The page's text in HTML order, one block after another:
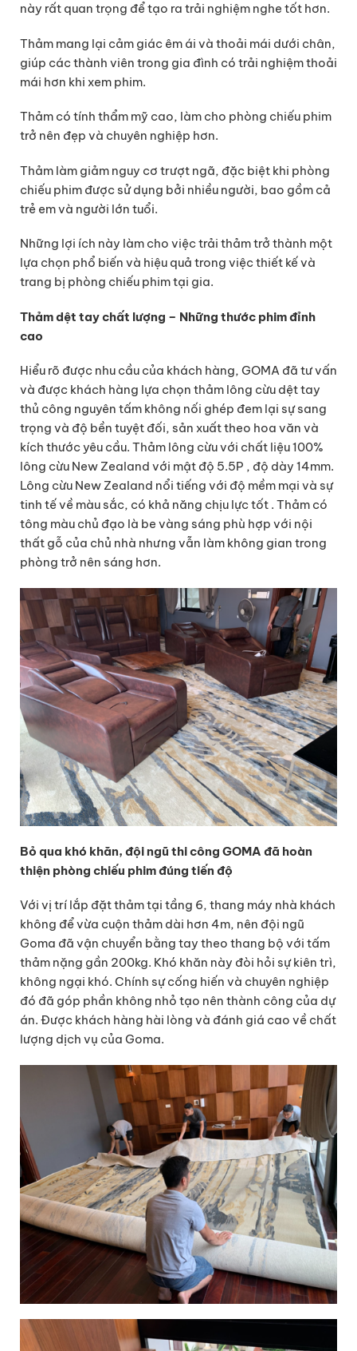
này rất quan trọng để tạo ra trải nghiệm nghe tốt hơn.
Thảm mang lại cảm giác êm ái và thoải mái dưới chân,
giúp các thành viên trong gia đình có trải nghiệm thoải
mái hơn khi xem phim.
Thảm có tính thẩm mỹ cao, làm cho phòng chiếu phim
trở nên đẹp và chuyên nghiệp hơn.
Thảm làm giảm nguy cơ trượt ngã, đặc biệt khi phòng
chiếu phim được sử dụng bởi nhiều người, bao gồm cả
trẻ em và người lớn tuổi.
Những lợi ích này làm cho việc trải thảm trở thành một
lựa chọn phổ biến và hiệu quả trong việc thiết kế và
trang bị phòng chiếu phim tại gia.
Thảm dệt tay chất lượng – Những thước phim đỉnh
cao
Hiểu rõ được nhu cầu của khách hàng, GOMA đã tư vấn
và được khách hàng lựa chọn thảm lông cừu dệt tay
thủ công nguyên tấm không nối ghép đem lại sự sang
trọng và độ bền tuyệt đối, sản xuất theo hoa văn và
kích thước yêu cầu. Thảm lông cừu với chất liệu 100%
lông cừu New Zealand với mật độ 5.5P , độ dày 14mm.
Lông cừu New Zealand nổi tiếng với độ mềm mại và sự
tinh tế về màu sắc, có khả năng chịu lực tốt . Thảm có
tông màu chủ đạo là be vàng sáng phù hợp với nội
thất gỗ của chủ nhà nhưng vẫn làm không gian trong
phòng trở nên sáng hơn.
Bỏ qua khó khăn, đội ngũ thi công GOMA đã hoàn
thiện phòng chiếu phim đúng tiến độ
Với vị trí lắp đặt thảm tại tầng 6, thang máy nhà khách
không để vừa cuộn thảm dài hơn 4m, nên đội ngũ
Goma đã vận chuyển bằng tay theo thang bộ với tấm
thảm nặng gần 200kg. Khó khăn này đòi hỏi sự kiên trì,
không ngại khó. Chính sự cống hiến và chuyên nghiệp
đó đã góp phần không nhỏ tạo nên thành công của dự
án. Được khách hàng hài lòng và đánh giá cao về chất
lượng dịch vụ của Goma.